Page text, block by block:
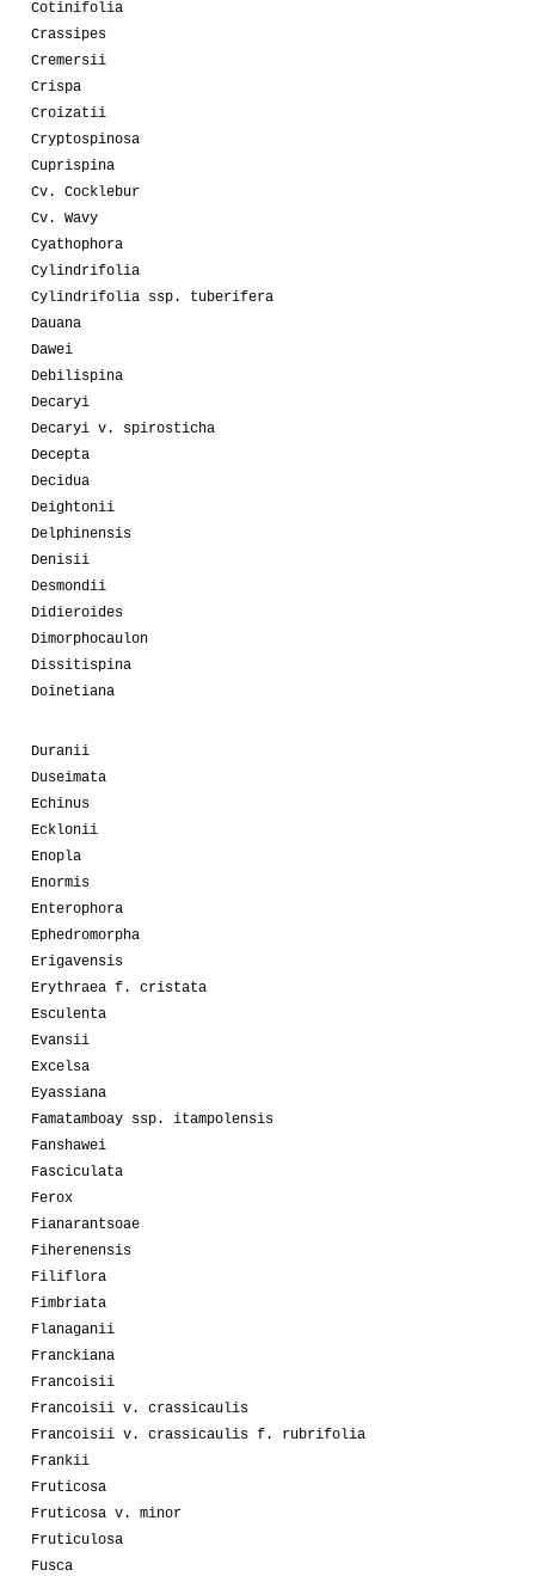
Cotinifolia
Crassipes
Cremersii
Crispa
Croizatii
Cryptospinosa
Cuprispina
Cv. Cocklebur
Cv. Wavy
Cyathophora
Cylindrifolia
Cylindrifolia ssp. tuberifera
Dauana
Dawei
Debilispina
Decaryi
Decaryi v. spirosticha
Decepta
Decidua
Deightonii
Delphinensis
Denisii
Desmondii
Didieroides
Dimorphocaulon
Dissitispina
Doinetiana
Duranii
Duseimata
Echinus
Ecklonii
Enopla
Enormis
Enterophora
Ephedromorpha
Erigavensis
Erythraea f. cristata
Esculenta
Evansii
Excelsa
Eyassiana
Famatamboay ssp. itampolensis
Fanshawei
Fasciculata
Ferox
Fianarantsoae
Fiherenensis
Filiflora
Fimbriata
Flanaganii
Franckiana
Francoisii
Francoisii v. crassicaulis
Francoisii v. crassicaulis f. rubrifolia
Frankii
Fruticosa
Fruticosa v. minor
Fruticulosa
Fusca